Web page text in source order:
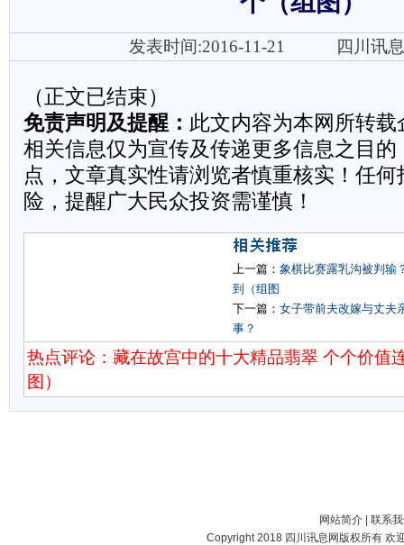
发表时间:2016-11-21 四川讯
（正文已结束）
免责声明及提醒： 此文内容为本网所转
相关信息仅为宣传及传递更多信息之目
点，文章真实性请浏览者慎重核实！任
险，提醒广大民众投资需谨慎！
上一篇： 象棋比赛露乳沟被判输
到（组图
下一篇： 女子带前夫改嫁与丈夫
事？
热点评论：藏在故宫中的十大精品翡翠 个个价值
图）
网站简介
联系
Copyright 2018 四川讯息网 版权所有 欢